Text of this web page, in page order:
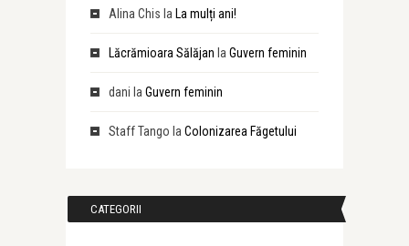
Alina Chis la La mulți ani!
Lăcrămioara Sălăjan la Guvern feminin
dani la Guvern feminin
Staff Tango la Colonizarea Făgetului
CATEGORII